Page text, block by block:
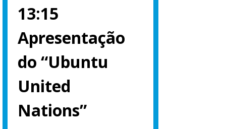
13:15
Apresentação
do “Ubuntu
United
Nations”